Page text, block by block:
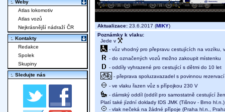
Aktualizace: 23.6.2017 (MIKY)
Poznámky k vlaku:
Jede v
- vůz vhodný pro přepravu cestujících na vozíku,
- do označených vozů možno zakoupit místenku
- oddíly vyhrazené pro cestující s dětmi do 10 let
- přeprava spoluzavazadel s povinnou
- ve vlaku řazen vůz s přípojkou 230 V
- dámský oddíl (oddíl pro samostatně cestující
Platí také jízdní doklady IDS JMK (Tišnov - Brno hl.n.)
- vlak nečeká na žádné přípoje (Praha hl.n.,
:. Weby
Atlas lokomotiv
Atlas vozů
Nejkrásnější nádraží ČR
:. Kontakty
Redakce
Spolek
Skupiny
:. Sledujte nás